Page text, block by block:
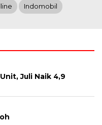
Indomobil
Juli Naik 4,9